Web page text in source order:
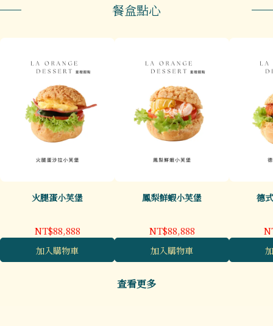
餐盒點心
火腿蛋小芙堡
NT$88,888
加入購物車
鳳梨鮮蝦小芙堡
NT$88,888
加入購物車
德
查看更多